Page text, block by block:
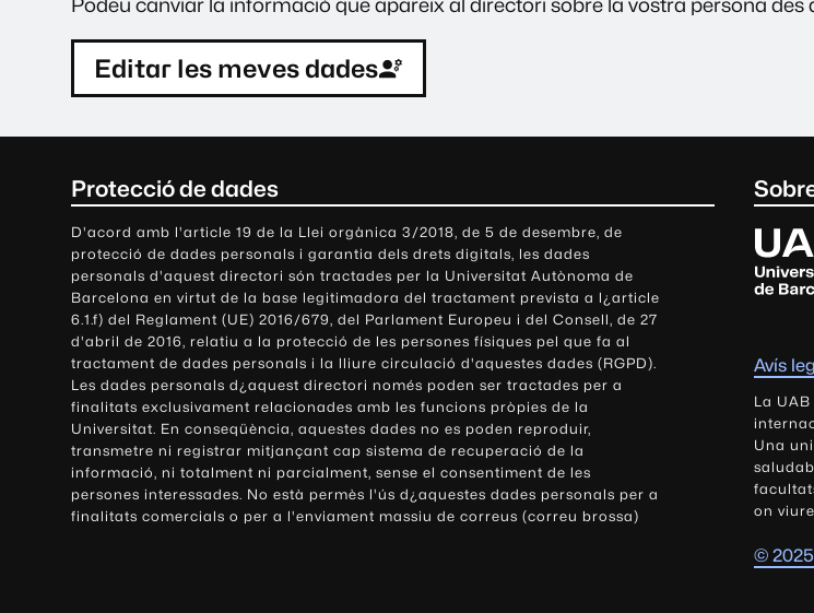
Podeu canviar la informació que apareix al directori sobre la vostra persona des
Editar les meves dades
Protecció de dades
D'acord amb l'article 19 de la Llei orgànica 3/2018, de 5 de desembre, de
protecció de dades personals i garantia dels drets digitals, les dades
personals d'aquest directori són tractades per la Universitat Autònoma de
Barcelona en virtut de la base legitimadora del tractament prevista a l¿article
6.1.f) del Reglament (UE) 2016/679, del Parlament Europeu i del Consell, de 27
d'abril de 2016, relatiu a la protecció de les persones físiques pel que fa al
tractament de dades personals i la lliure circulació d'aquestes dades (RGPD).
Les dades personals d¿aquest directori només poden ser tractades per a
finalitats exclusivament relacionades amb les funcions pròpies de la
Universitat. En conseqüència, aquestes dades no es poden reproduir,
transmetre ni registrar mitjançant cap sistema de recuperació de la
informació, ni totalment ni parcialment, sense el consentiment de les
persones interessades. No està permès l'ús d¿aquestes dades personals per a
finalitats comercials o per a l'enviament massiu de correus (correu brossa)
U
n
i
s
i
t
a
t
A
u
t
ò
Avís
La
Una
on
©